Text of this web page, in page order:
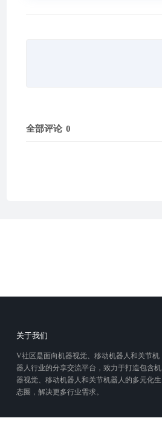
全部评论 0
关于我们
V社区是面向机器视觉、移动机器人和关节机
器人行业的分享交流平台，致力于打造包含机
器视觉、移动机器人和关节机器人的多元化生
态圈，解决更多行业需求。